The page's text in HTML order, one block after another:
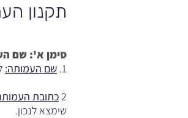
תקנון
סימן א': שם
1. שם העמותה:
2כתובת
שימצא לנכון.